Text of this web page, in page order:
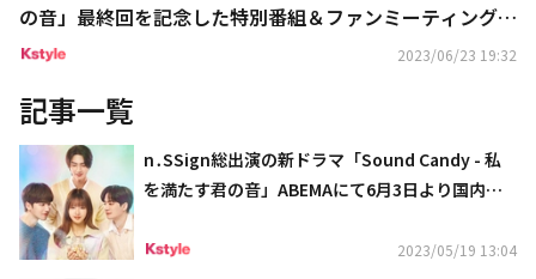
の音」最終回を記念した特別番組＆ファンミーティングを
ABEMAにて独占生配信
2023/06/23 19:32
記事一覧
n․SSign総出演の新ドラマ「Sound Candy - 私
を満たす君の音」ABEMAにて6月3日より国内独
2023/05/19 13:04